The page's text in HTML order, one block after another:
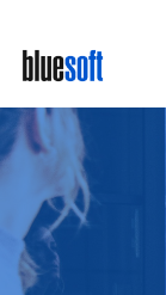
main
content